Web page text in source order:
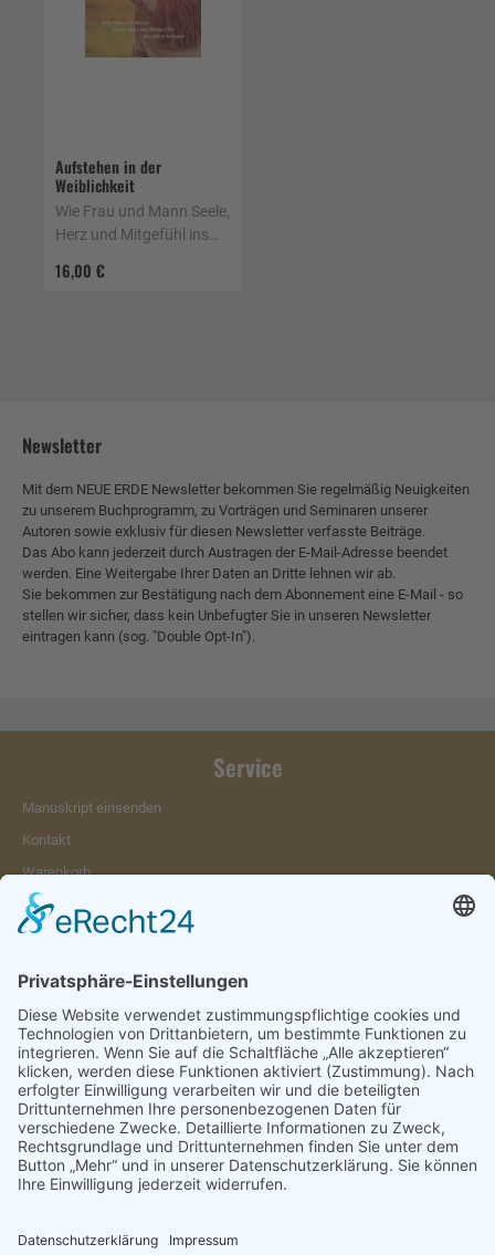
Aufstehen in der
Weiblichkeit
16,00 €
Wie Frau und Mann Seele,
Herz und Mitgefühl ins
Newsletter
Mit dem NEUE ERDE Newsletter bekommen Sie regelmäßig Neuigkeiten
zu unserem Buchprogramm, zu Vorträgen und Seminaren unserer
Autoren sowie exklusiv für diesen Newsletter verfasste Beiträge.
Das Abo kann jederzeit durch Austragen der E-Mail-Adresse beendet
werden. Eine Weitergabe Ihrer Daten an Dritte lehnen wir ab.
Sie bekommen zur Bestätigung nach dem Abonnement eine E-Mail - so
stellen wir sicher, dass kein Unbefugter Sie in unseren Newsletter
eintragen kann (sog. "Double Opt-In").
Service
Manuskript einsenden
Kontakt
Warenkorb
Konto
Merkzettel
Vertrag widerrufen
Informationen
Impressum & Disclaimer
AGB und Widerrufsrecht
Verpackung und Versand